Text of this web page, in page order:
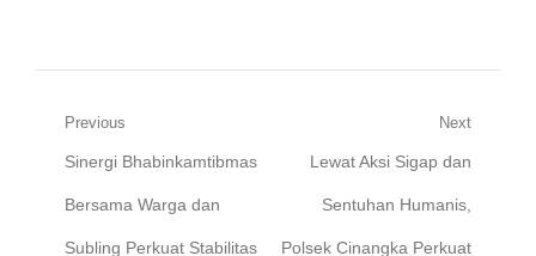
Navigasi
pos
Previous
Previous
post:
Sinergi Bhabinkamtibmas
Bersama Warga dan
Subling Perkuat Stabilitas
Next
Next
post:
Lewat Aksi Sigap dan
Sentuhan Humanis,
Polsek Cinangka Perkuat